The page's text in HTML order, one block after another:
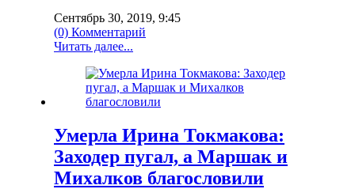
Сентябрь 30, 2019, 9:45
(0) Комментарий
Читать далее...
Умерла Ирина Токмакова:
Заходер пугал, а Маршак и
Михалков благословили